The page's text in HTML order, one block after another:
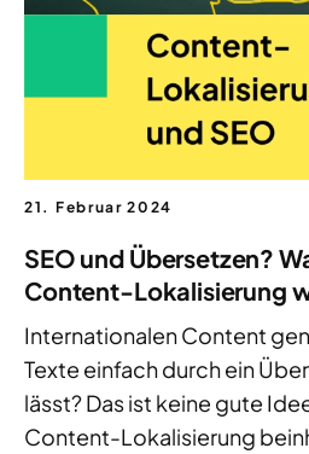
21. Februar 2024
SEO und Übersetzen?
Content-Lokalisierung
Internationalen Content
Texte einfach durch ein
lässt? Das ist keine gute
Content-Lokalisierung